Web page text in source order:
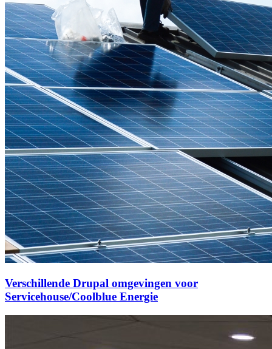
Verschillende Drupal omgevingen voor
Servicehouse/Coolblue Energie